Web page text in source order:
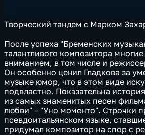
Творческий тандем с Марком
После успеха "Бременских
талантливого композитора
вниманием, в том числе и
Он особенно ценил Гладкова за
музыке юмор, что в этом виде
подвластно. Показательна
из самых знаменитых песен
любви" – "Уно моменто". Строчки
псевдоитальянском языке,
придумал композитор на спор с